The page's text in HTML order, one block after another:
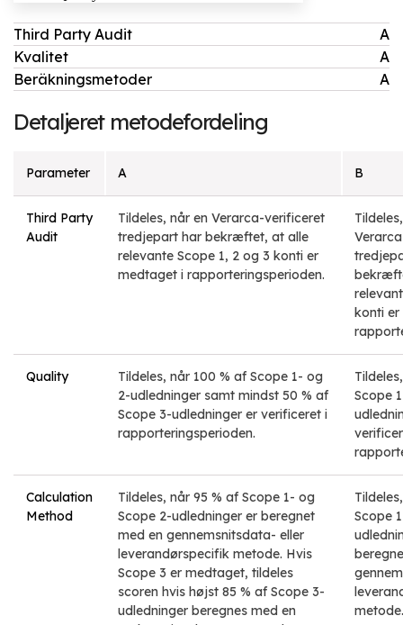
Third Party Audit
A
Kvalitet
A
Beräkningsmetoder
A
Detaljeret metodefordeling
Parameter A B
Third Party
Audit
Tildeles, når en Verarca-verificeret
tredjepart har bekræftet, at alle
relevante Scope 1, 2 og 3 konti er
medtaget i rapporteringsperioden.
konti
Quality
Tildeles, når 100 % af Scope 1- og
2-udledninger samt mindst 50 % af
Scope 3-udledninger er verificeret i
rapporteringsperioden.
Scope
Calculation
Method
Tildeles, når 95 % af Scope 1- og
Scope 2-udledninger er beregnet
med en gennemsnitsdata- eller
leverandørspecifik metode. Hvis
Scope 3 er medtaget, tildeles
scoren hvis højst 85 % af Scope 3-
udledninger beregnes med en
Scope
metode.